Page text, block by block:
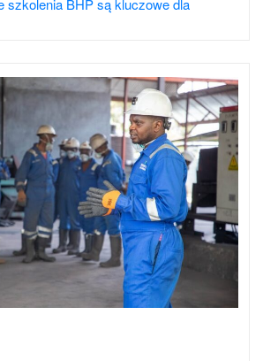
szkolenia BHP są kluczowe dla